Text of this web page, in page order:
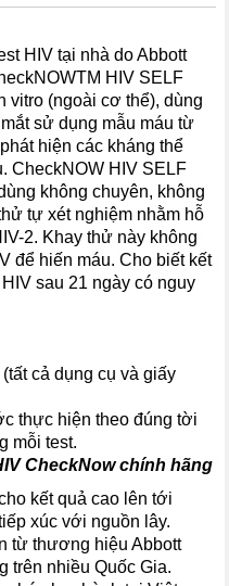
HIV tại nhà do Abbott
HIV SELF
vitro (ngoài cơ thể), dùng
sử dụng mẫu máu từ
hiện các kháng thể
CheckNOW HIV SELF
không chuyên, không
tự xét nghiệm nhằm hỗ
2. Khay thử này không
để hiến máu. Cho biết kết
sau 21 ngày có nguy
cả dụng cụ và giấy
thực hiện theo đúng tời
mỗi test.
CheckNow chính hãng
kết quả cao lên tới
xúc với nguồn lây.
từ thương hiệu Abbott
trên nhiều Quốc Gia.